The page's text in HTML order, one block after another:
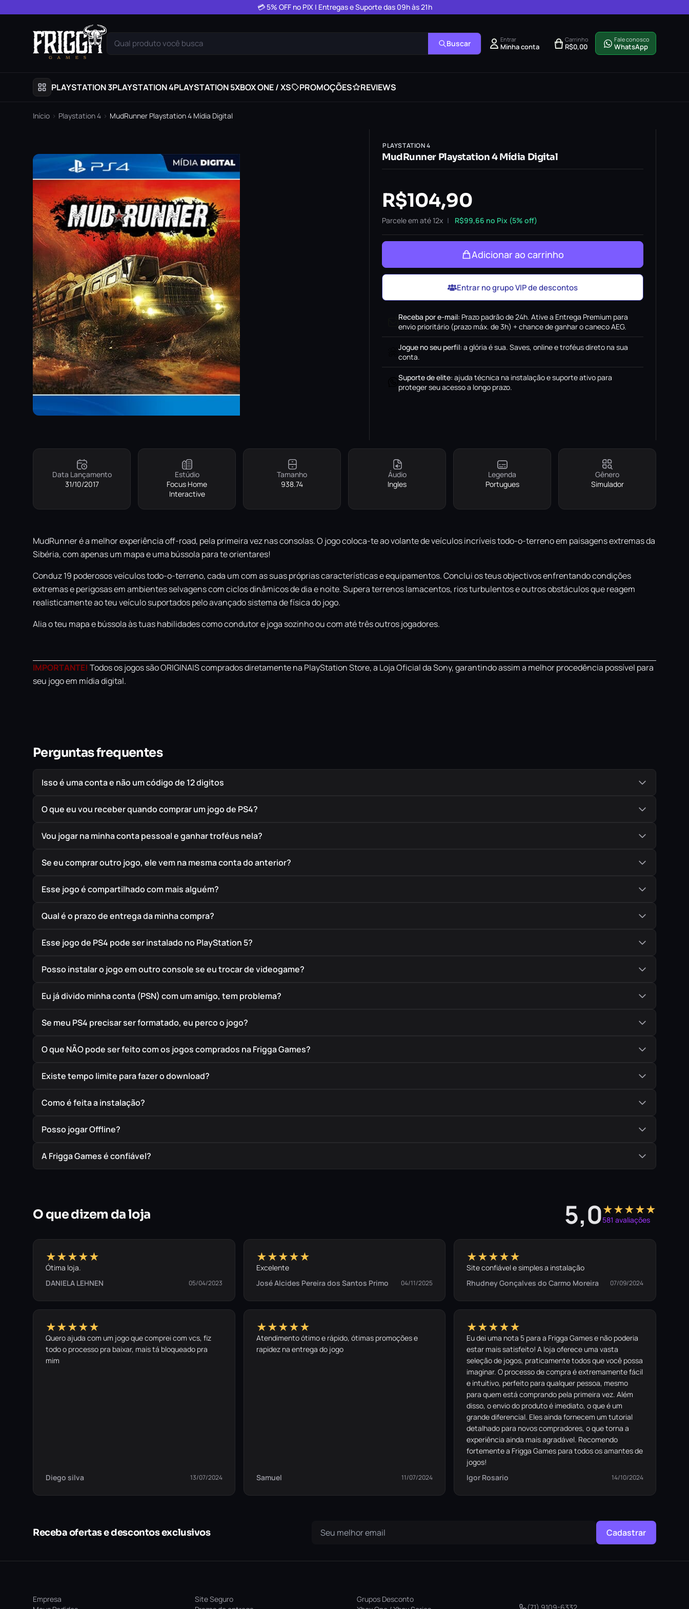
💳 5% OFF no PIX | Entregas e Suporte das 09h às 21h
Qual produto você busca Buscar Entrar
Minha conta
Carrinho
R$0,00
Fale conosco
WhatsApp
PLAYSTATION 3PLAYSTATION 4PLAYSTATION 5XBOX ONE / XS PROMOÇÕES REVIEWS
Início › Playstation 4 › MudRunner Playstation 4 Mídia Digital
PLAYSTATION 4
MudRunner Playstation 4 Mídia Digital
R$104,90
Parcele em até 12x R$99,66 no Pix (5% off)
Adicionar ao carrinho
Entrar no grupo VIP de descontos
Receba por e-mail: Prazo padrão de 24h. Ative a Entrega Premium para
envio prioritário (prazo máx. de 3h) + chance de ganhar o caneco AEG.
Jogue no seu perfil: a glória é sua. Saves, online e troféus direto na sua
conta.
Suporte de elite: ajuda técnica na instalação e suporte ativo para
proteger seu acesso a longo prazo.
Data Lançamento
31/10/2017
Estúdio
Focus Home
Interactive
Tamanho
938.74
Áudio
Ingles
Legenda
Portugues
Gênero
Simulador
MudRunner é a melhor experiência off-road, pela primeira vez nas consolas. O jogo coloca-te ao volante de veículos incríveis todo-o-terreno em paisagens extremas da
Sibéria, com apenas um mapa e uma bússola para te orientares!
Conduz 19 poderosos veículos todo-o-terreno, cada um com as suas próprias características e equipamentos. Conclui os teus objectivos enfrentando condições
extremas e perigosas em ambientes selvagens com ciclos dinâmicos de dia e noite. Supera terrenos lamacentos, rios turbulentos e outros obstáculos que reagem
realisticamente ao teu veículo suportados pelo avançado sistema de física do jogo.
Alia o teu mapa e bússola às tuas habilidades como condutor e joga sozinho ou com até três outros jogadores.
IMPORTANTE! Todos os jogos são ORIGINAIS comprados diretamente na PlayStation Store, a Loja Oficial da Sony, garantindo assim a melhor procedência possível para
seu jogo em mídia digital.
Perguntas frequentes
Isso é uma conta e não um código de 12 digitos
O que eu vou receber quando comprar um jogo de PS4?
Vou jogar na minha conta pessoal e ganhar troféus nela?
Se eu comprar outro jogo, ele vem na mesma conta do anterior?
Esse jogo é compartilhado com mais alguém?
Qual é o prazo de entrega da minha compra?
Esse jogo de PS4 pode ser instalado no PlayStation 5?
Posso instalar o jogo em outro console se eu trocar de videogame?
Eu já divido minha conta (PSN) com um amigo, tem problema?
Se meu PS4 precisar ser formatado, eu perco o jogo?
O que NÃO pode ser feito com os jogos comprados na Frigga Games?
Existe tempo limite para fazer o download?
Como é feita a instalação?
Posso jogar Offline?
A Frigga Games é confiável?
O que dizem da loja 5,0★★★★★
581 avaliações
★★★★★
Ótima loja.
DANIELA LEHNEN
05/04/2023
★★★★★
Excelente
José Alcides Pereira dos Santos Primo
04/11/2025
★★★★★
Site confiável e simples a instalação
Rhudney Gonçalves do Carmo Moreira
07/09/2024
★★★★★
Quero ajuda com um jogo que comprei com vcs, fiz
todo o processo pra baixar, mais tá bloqueado pra
mim
Diego silva 13/07/2024
★★★★★
Atendimento ótimo e rápido, ótimas promoções e
rapidez na entrega do jogo
Samuel 11/07/2024
★★★★★
Eu dei uma nota 5 para a Frigga Games e não poderia
estar mais satisfeito! A loja oferece uma vasta
seleção de jogos, praticamente todos que você possa
imaginar. O processo de compra é extremamente fácil
e intuitivo, perfeito para qualquer pessoa, mesmo
para quem está comprando pela primeira vez. Além
disso, o envio do produto é imediato, o que é um
grande diferencial. Eles ainda fornecem um tutorial
detalhado para novos compradores, o que torna a
experiência ainda mais agradável. Recomendo
fortemente a Frigga Games para todos os amantes de
jogos!
Igor Rosario
14/10/2024
Receba ofertas e descontos exclusivos Cadastrar
Empresa
Site Seguro
Grupos Desconto